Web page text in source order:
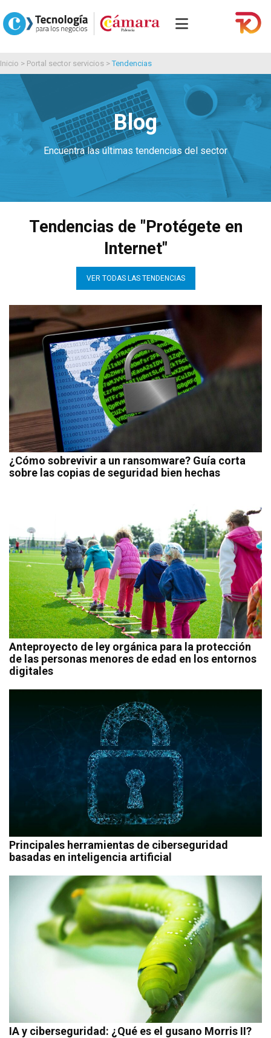
Inicio > Portal sector servicios >Tendencias
Blog
Encuentra las últimas tendencias del sector
Tendencias de "Protégete en
Internet"
VER TODAS LAS TENDENCIAS
¿Cómo sobrevivir a un ransomware? Guía corta
sobre las copias de seguridad bien hechas
Anteproyecto de ley orgánica para la protección
de las personas menores de edad en los entornos
digitales
Principales herramientas de ciberseguridad
basadas en inteligencia artificial
IA y ciberseguridad: ¿Qué es el gusano Morris II?